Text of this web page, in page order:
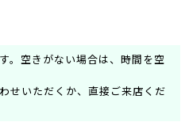
。空きがない場合は、時間を空
せいただくか、直接ご来店くだ